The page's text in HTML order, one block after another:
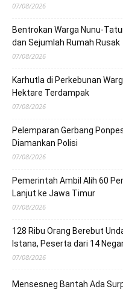
07/08/2026
Bentrokan Warga Nunu-
dan Sejumlah Rumah Rusak
07/08/2026
Karhutla di Perkebunan
Hektare Terdampak
07/08/2026
Pelemparan Gerbang
Diamankan Polisi
07/08/2026
Pemerintah Ambil Alih 60
Lanjut ke Jawa Timur
07/08/2026
128 Ribu Orang Berebut
Istana, Peserta dari 14
07/08/2026
Mensesneg Bantah Ada